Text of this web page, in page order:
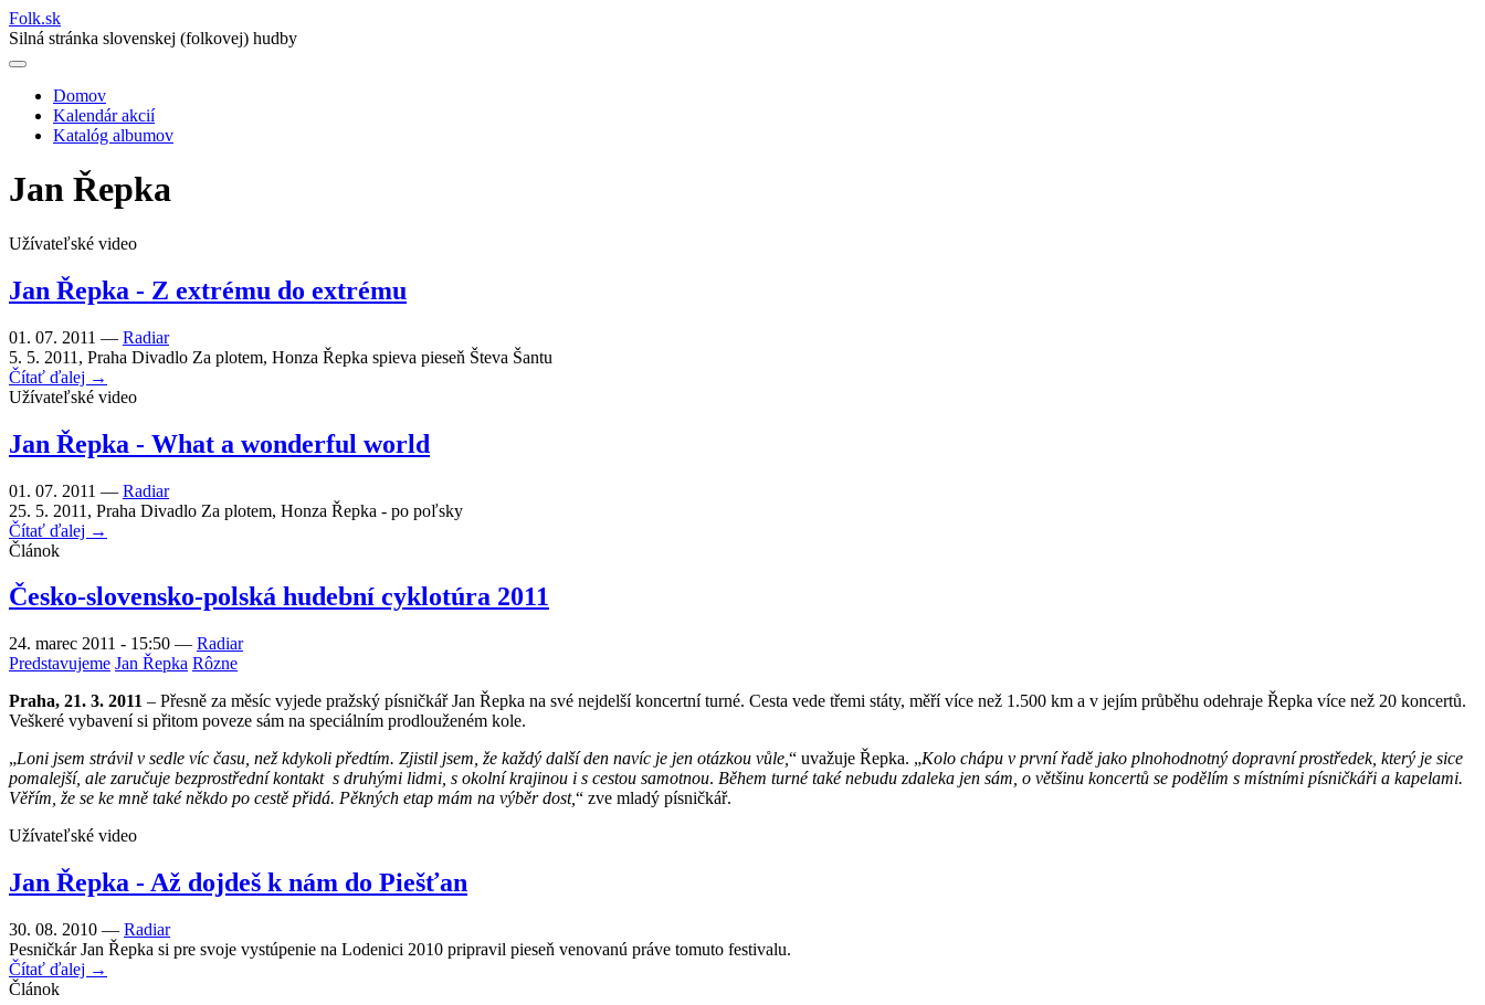
Folk.sk
Silná stránka slovenskej (folkovej) hudby
Main
navigation
Domov
Kalendár akcií
Katalóg albumov
Jan Řepka
Užívateľské video
Jan Řepka - Z extrému do extrému
01. 07. 2011 — Radiar
5. 5. 2011, Praha Divadlo Za plotem, Honza Řepka spieva pieseň Števa Šantu
Čítať ďalej →
Užívateľské video
Jan Řepka - What a wonderful world
01. 07. 2011 — Radiar
25. 5. 2011, Praha Divadlo Za plotem, Honza Řepka - po poľsky
Čítať ďalej →
Článok
Česko-slovensko-polská hudební cyklotúra 2011
24. marec 2011 - 15:50 — Radiar
Predstavujeme Jan Řepka Rôzne
Praha, 21. 3. 2011 – Přesně za měsíc vyjede pražský písničkář Jan Řepka na své nejdelší koncertní turné. Cesta vede třemi státy, měří více než 1.500 km a v jejím průběhu odehraje Řepka více než 20 koncertů.
Veškeré vybavení si přitom poveze sám na speciálním prodlouženém kole.
„Loni jsem strávil v sedle víc času, než kdykoli předtím. Zjistil jsem, že každý další den navíc je jen otázkou vůle, “ uvažuje Řepka. „Kolo chápu v první řadě jako plnohodnotný dopravní prostředek, který je sice
pomalejší, ale zaručuje bezprostřední kontakt s druhými lidmi, s okolní krajinou i s cestou samotnou. Během turné také nebudu zdaleka jen sám, o většinu koncertů se podělím s místními písničkáři a kapelami.
Věřím, že se ke mně také někdo po cestě přidá. Pěkných etap mám na výběr dost,“ zve mladý písničkář.
Užívateľské video
Jan Řepka - Až dojdeš k nám do Piešťan
30. 08. 2010 — Radiar
Pesničkár Jan Řepka si pre svoje vystúpenie na Lodenici 2010 pripravil pieseň venovanú práve tomuto festivalu.
Čítať ďalej →
Článok